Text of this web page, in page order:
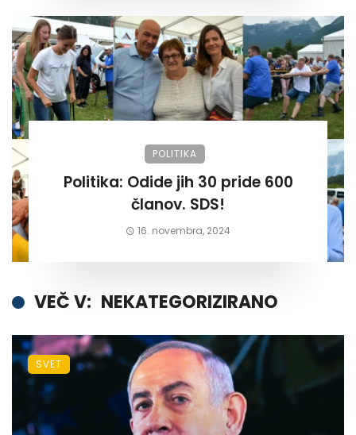
POLITIKA
Politika: Odide jih 30 pride 600
članov. SDS!
16. novembra, 2024
VEČ V: NEKATEGORIZIRANO
SVET